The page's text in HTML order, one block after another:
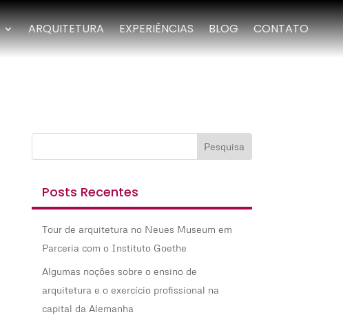
ARQUITETURA EXPERIÊNCIAS BLOG CONTATO
Posts Recentes
Tour de arquitetura no Neues Museum em
Parceria com o Instituto Goethe
Algumas noções sobre o ensino de
arquitetura e o exercício profissional na
capital da Alemanha